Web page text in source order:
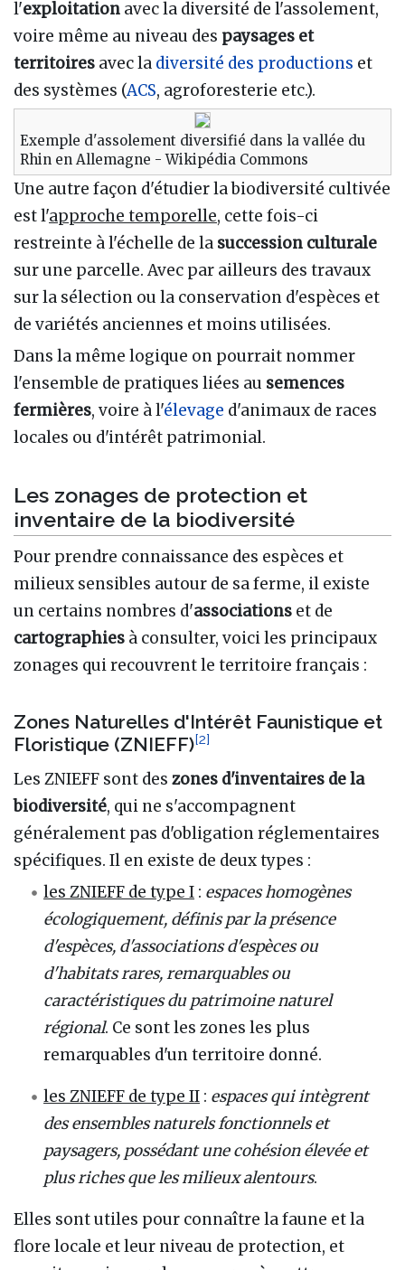
l'exploitation avec la diversité de l'assolement,
voire même au niveau des paysages et
territoires avec la diversité des productions et
des systèmes (ACS, agroforesterie etc.).
Exemple d'assolement diversifié dans la vallée du
Rhin en Allemagne - Wikipédia Commons
Une autre façon d'étudier la biodiversité cultivée
est l'approche temporelle, cette fois-ci
restreinte à l'échelle de la succession culturale
sur une parcelle. Avec par ailleurs des travaux
sur la sélection ou la conservation d'espèces et
de variétés anciennes et moins utilisées.
Dans la même logique on pourrait nommer
l'ensemble de pratiques liées au semences
fermières, voire à l'élevage d'animaux de races
locales ou d'intérêt patrimonial.
Les zonages de protection et
inventaire de la biodiversité
Pour prendre connaissance des espèces et
milieux sensibles autour de sa ferme, il existe
un certains nombres d'associations et de
cartographies à consulter, voici les principaux
zonages qui recouvrent le territoire français :
Zones Naturelles d'Intérêt Faunistique et
Floristique (ZNIEFF)[2]
Les ZNIEFF sont des zones d'inventaires de la
biodiversité, qui ne s'accompagnent
généralement pas d'obligation réglementaires
spécifiques. Il en existe de deux types :
les ZNIEFF de type I : espaces homogènes
écologiquement, définis par la présence
d'espèces, d'associations d'espèces ou
d'habitats rares, remarquables ou
caractéristiques du patrimoine naturel
régional. Ce sont les zones les plus
remarquables d'un territoire donné.
les ZNIEFF de type II : espaces qui intègrent
des ensembles naturels fonctionnels et
paysagers, possédant une cohésion élevée et
plus riches que les milieux alentours.
Elles sont utiles pour connaître la faune et la
flore locale et leur niveau de protection, et